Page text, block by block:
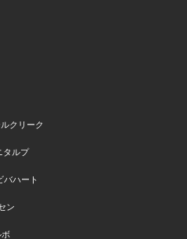
クリーク
タルプ
バハート
ン